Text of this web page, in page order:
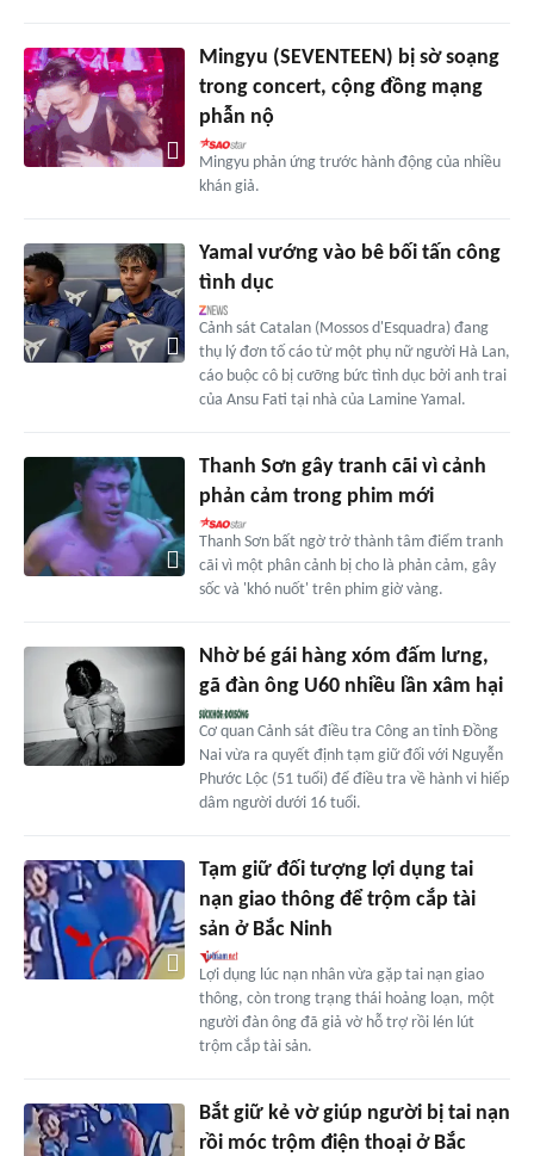
Mingyu (SEVENTEEN) bị sờ soạng
trong concert, cộng đồng mạng
phẫn nộ
Mingyu phản ứng trước hành động của nhiều
khán giả.
Yamal vướng vào bê bối tấn công
tình dục
Cảnh sát Catalan (Mossos d'Esquadra) đang
thụ lý đơn tố cáo từ một phụ nữ người Hà Lan,
cáo buộc cô bị cưỡng bức tình dục bởi anh trai
của Ansu Fati tại nhà của Lamine Yamal.
Thanh Sơn gây tranh cãi vì cảnh
phản cảm trong phim mới
Thanh Sơn bất ngờ trở thành tâm điểm tranh
cãi vì một phân cảnh bị cho là phản cảm, gây
sốc và 'khó nuốt' trên phim giờ vàng.
Nhờ bé gái hàng xóm đấm lưng,
gã đàn ông U60 nhiều lần xâm hại
Cơ quan Cảnh sát điều tra Công an tỉnh Đồng
Nai vừa ra quyết định tạm giữ đối với Nguyễn
Phước Lộc (51 tuổi) để điều tra về hành vi hiếp
dâm người dưới 16 tuổi.
Tạm giữ đối tượng lợi dụng tai
nạn giao thông để trộm cắp tài
sản ở Bắc Ninh
Lợi dụng lúc nạn nhân vừa gặp tai nạn giao
thông, còn trong trạng thái hoảng loạn, một
người đàn ông đã giả vờ hỗ trợ rồi lén lút
trộm cắp tài sản.
Bắt giữ kẻ vờ giúp người bị tai nạn
rồi móc trộm điện thoại ở Bắc